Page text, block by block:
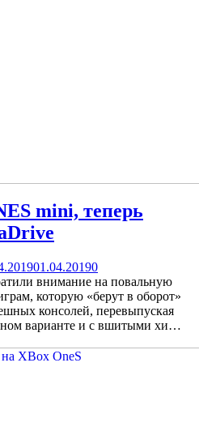
mini, теперь
01.04.20190comments
on
Sony
PS1
Classic,
внимание на повальную
которую «берут в оборот»
консолей, перевыпуская
варианте и с вшитыми хи…